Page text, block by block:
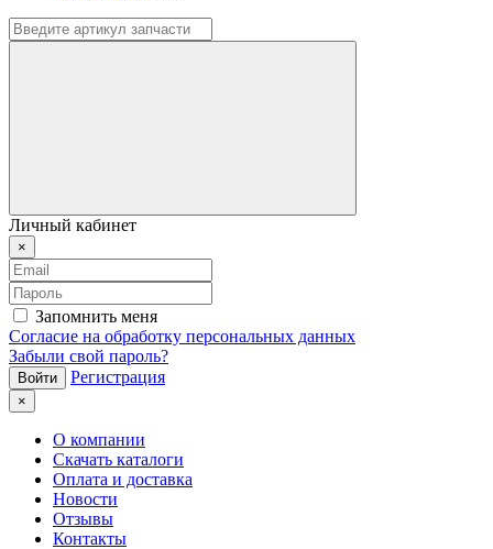
Личный кабинет
×
Запомнить меня
Согласие на обработку персональных данных
Забыли свой пароль?
Регистрация
×
О компании
Скачать каталоги
Оплата и доставка
Новости
Отзывы
Контакты